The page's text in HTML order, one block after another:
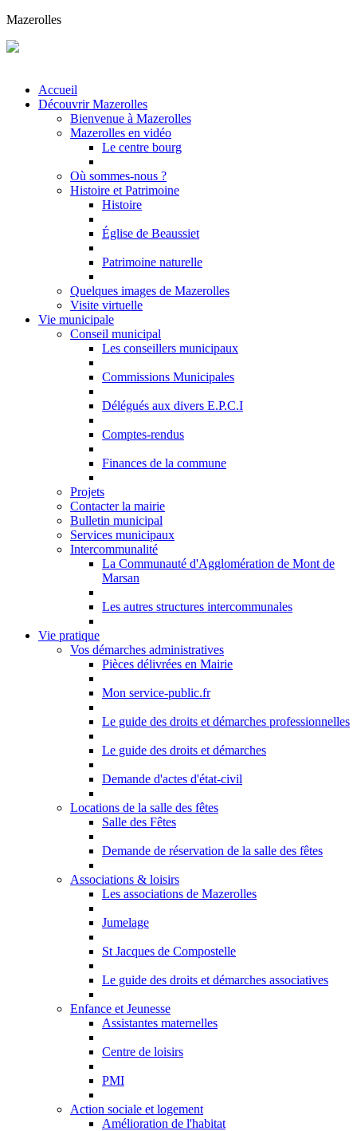
Mazerolles
Accueil
Découvrir Mazerolles
Bienvenue à Mazerolles
Mazerolles en vidéo
Le centre bourg
Où sommes-nous ?
Histoire et Patrimoine
Histoire
Église de Beaussiet
Patrimoine naturelle
Quelques images de Mazerolles
Visite virtuelle
Vie municipale
Conseil municipal
Les conseillers municipaux
Commissions Municipales
Délégués aux divers E.P.C.I
Comptes-rendus
Finances de la commune
Projets
Contacter la mairie
Bulletin municipal
Services municipaux
Intercommunalité
La Communauté d'Agglomération de Mont de
Marsan
Les autres structures intercommunales
Vie pratique
Vos démarches administratives
Pièces délivrées en Mairie
Mon service-public.fr
Le guide des droits et démarches professionnelles
Le guide des droits et démarches
Demande d'actes d'état-civil
Locations de la salle des fêtes
Salle des Fêtes
Demande de réservation de la salle des fêtes
Associations & loisirs
Les associations de Mazerolles
Jumelage
St Jacques de Compostelle
Le guide des droits et démarches associatives
Enfance et Jeunesse
Assistantes maternelles
Centre de loisirs
PMI
Action sociale et logement
Amélioration de l'habitat